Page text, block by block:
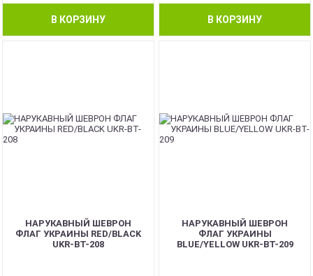
В КОРЗИНУ В КОРЗИНУ
НАРУКАВНЫЙ ШЕВРОН
ФЛАГ УКРАИНЫ RED/BLACK
UKR-BT-208
НАРУКАВНЫЙ ШЕВРОН
ФЛАГ УКРАИНЫ
BLUE/YELLOW UKR-BT-209